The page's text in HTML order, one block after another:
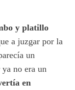
y platillo
a juzgar por la
un
no era un
en